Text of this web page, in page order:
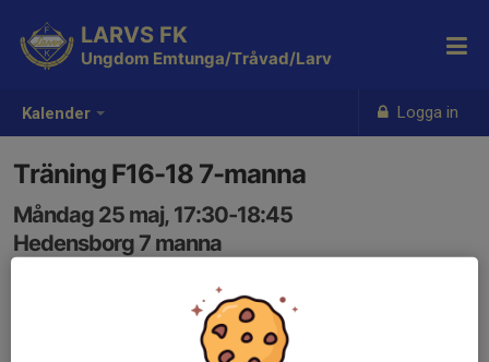
Kalender Logga in
LARVS FK
Ungdom Emtunga/Tråvad/Larv
Träning F16-18 7-manna
Måndag 25 maj, 17:30-18:45
Hedensborg 7 manna